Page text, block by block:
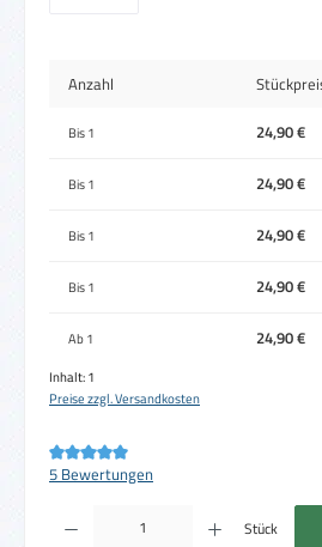
Anzahl
Bis1 24,90 €
Bis1 24,90 €
Bis1 24,90 €
Bis1 24,90 €
Ab1 24,90 €
Inhalt:1
Preise zzgl. Versandkosten
Durchschnittliche Bewertung von 5 von 5
5 Bewertungen
Produkt Anzahl: Gib den gewünschten Wert
Stück